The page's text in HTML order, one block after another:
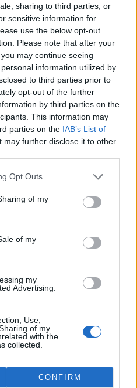
sharing to third parties, or
sensitive information for
use the below opt-out
Please note that after your
may continue seeing
information utilized by
to third parties prior to
opt-out of the further
by third parties on the
This information may
parties on the IAB’s List of
may further disclose it to other
Opt Outs
of my
of my
my
Advertising.
Use,
of my
with the
collected.
CONFIRM
papoušků, zajistili
Celníci odhalili gang
překupníků chráněných druhů
papoušků působící v několika
krajích a zajistili asi stovku
ptáků. S odchytem a
zoo v Praze, Zlíně a Ostravě. V
nalezli dočasné útočiště. V
oznámila mluvčí Celní správy ČR
policie.
Islandské úřady nařídily
vyhoštění 21 aktivistů
pobřežní stráž s policií zabavily
plavidlo. Pasažéři lodi
ekologického aktivisty Paula
AFP s odvoláním na islandskou
přijímá kvůli vedrům více
teplotám pracovníci pražské